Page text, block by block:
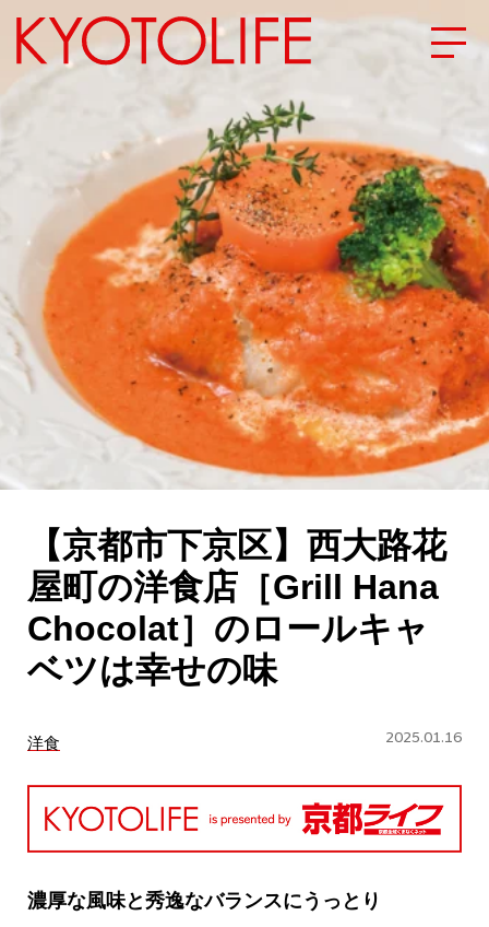
エリアから探す
地図から探す
カテゴリーから探す
SPECIAL
NEW OPEN
SERIES
CULTURE
ABOUT US
Instagram
チケットプレゼント応募
MAIN MENU
SERIES
【京都市下京区】西大路花
屋町の洋食店［Grill Hana
Chocolat］のロールキャ
ベツは幸せの味
洋食 2025.01.16
濃厚な風味と秀逸なバランスにうっとり